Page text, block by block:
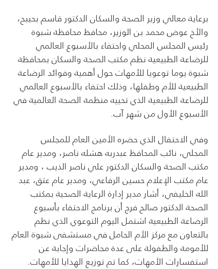
برعاية معالي وزير الصحة والسكان الدكتور قاسم بحيبح،
والأخ عوض محمد بن الوزير، محافظ محافظة شبوة
رئيس المجلس المحلي واحتفاء بالأسبوع العالمي
للرضاعة الطبيعية نظم مكتب الصحة والسكان بمحافظة
شبوة يوما توعويا للأمهات حول أهمية وفوائد الرضاعة
الطبيعية للأم وطفلها، وذلك احتفاء بالأسبوع العالمي
للرضاعة الطبيعية الذي تحييه منظمة الصحة العالمية في
الأسبوع الأول من شهر آب.
وفي الاحتفال الذي حضره الأمين العام للمجلس
المحلي، نائب المحافظ عبدربه هشله ناصر، ومدير عام
مكتب الصحة والسكان الدكتور علي ناصر الذيب ، ومدير
عام مكتب الإعلام حسين الرفاعي، ومدير عام عتق، عبد
الله الخليفي، أشار مدير إدارة الرعاية الصحية بمكتب
الصحة الدكتور صالح فرج أن برنامج الاحتفاء بأسبوع
الرضاعة الطبيعية اشتمل اليوم التوعوي الذي نظم
بالتعاون مع مركز الأم الحامل في مستشفى شبوة العام
للأمومة والطفولة على عدة محاضرات وإجابة عن
استفسارات الأمهات، كما تم توزيع الهدايا للأمهات.